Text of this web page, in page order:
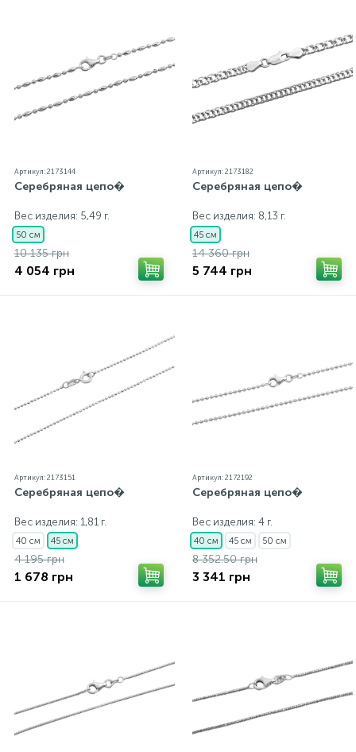
Артикул: 2173144
Серебряная цепо�
Вес изделия: 5,49 г.
50 см
10 135 грн
4 054 грн
Артикул: 2173182
Серебряная цепо�
Вес изделия: 8,13 г.
45 см
14 360 грн
5 744 грн
Артикул: 2173151
Серебряная цепо�
Вес изделия: 1,81 г.
40 см 45 см
4 195 грн
1 678 грн
Артикул: 2172192
Серебряная цепо�
Вес изделия: 4 г.
40 см 45 см 50 см
8 352.50 грн
3 341 грн